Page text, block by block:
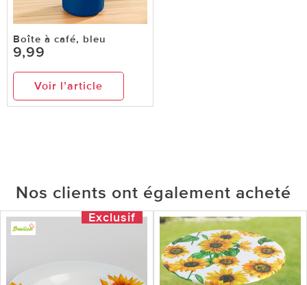
Boîte à café, bleu
9,99
Voir l’article
Nos clients ont également acheté
Exclusif